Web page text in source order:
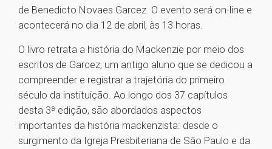
de Benedicto Novaes Garcez. O evento será on-line e
acontecerá no dia 12 de abril, às 13 horas.
O livro retrata a história do Mackenzie por meio dos
escritos de Garcez, um antigo aluno que se dedicou a
compreender e registrar a trajetória do primeiro
século da instituição. Ao longo dos 37 capítulos
desta 3ª edição, são abordados aspectos
importantes da história mackenzista: desde o
surgimento da Igreja Presbiteriana de São Paulo e da